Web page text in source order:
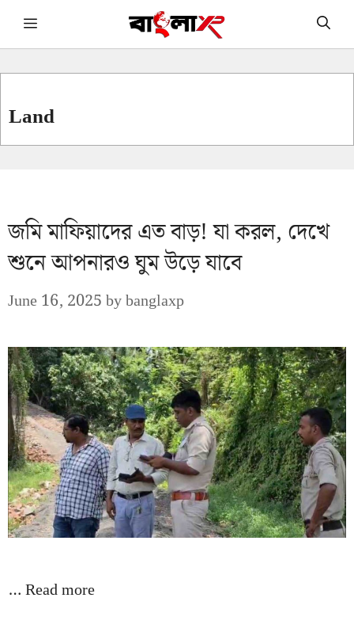
Skip Menu
Land
জমি মাফিয়াদের এত বাড়! যা করল, দেখে
শুনে আপনারও ঘুম উড়ে যাবে
June 16, 2025bybanglaxp
…Read more